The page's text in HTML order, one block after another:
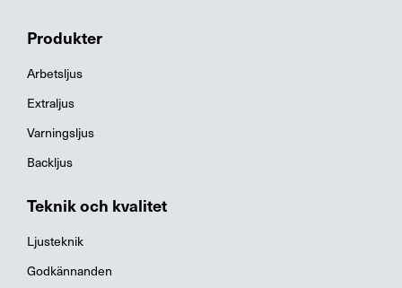
Produkter
Arbetsljus
Extraljus
Varningsljus
Backljus
Teknik och kvalitet
Ljusteknik
Godkännanden